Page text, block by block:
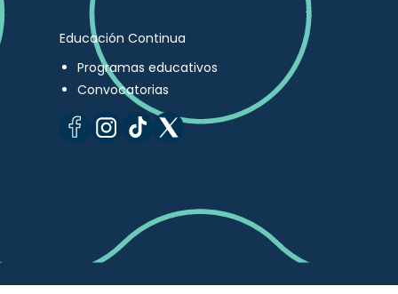
Educación Continua
Programas educativos
Convocatorias